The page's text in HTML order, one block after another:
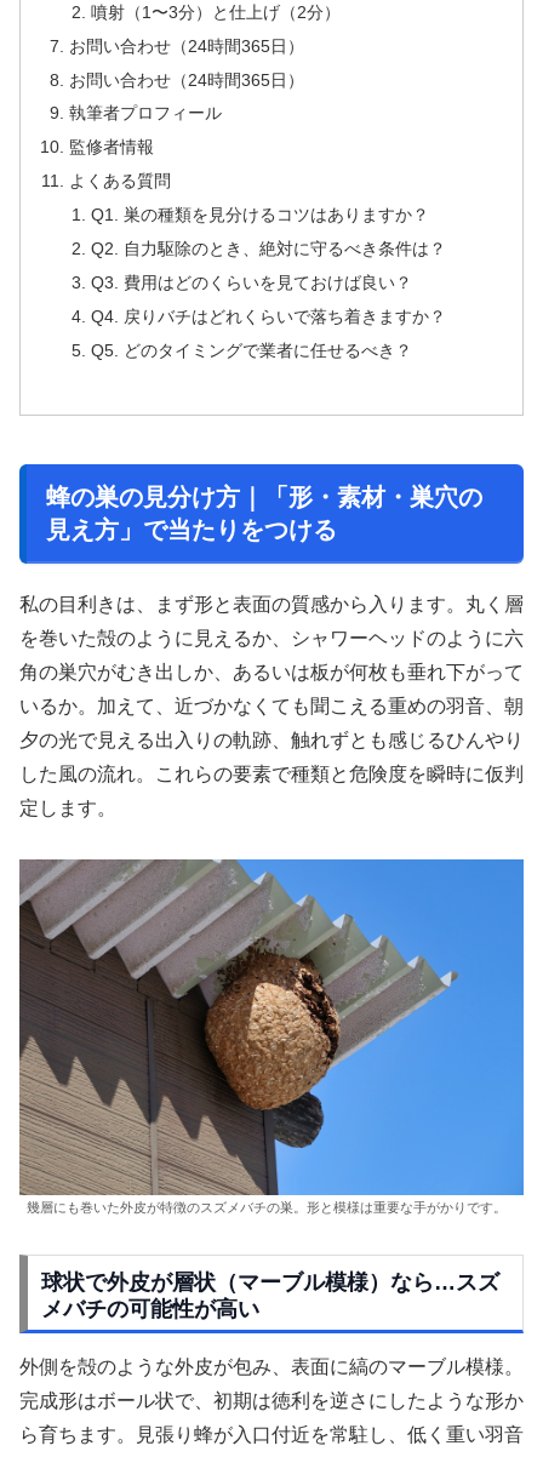
噴射（1〜3分）と仕上げ（2分）
お問い合わせ（24時間365日）
お問い合わせ（24時間365日）
執筆者プロフィール
監修者情報
よくある質問
Q1. 巣の種類を見分けるコツはありますか？
Q2. 自力駆除のとき、絶対に守るべき条件は？
Q3. 費用はどのくらいを見ておけば良い？
Q4. 戻りバチはどれくらいで落ち着きますか？
Q5. どのタイミングで業者に任せるべき？
蜂の巣の見分け方｜「形・素材・巣穴の
見え方」で当たりをつける
私の目利きは、まず形と表面の質感から入ります。丸く層
を巻いた殻のように見えるか、シャワーヘッドのように六
角の巣穴がむき出しか、あるいは板が何枚も垂れ下がって
いるか。加えて、近づかなくても聞こえる重めの羽音、朝
夕の光で見える出入りの軌跡、触れずとも感じるひんやり
した風の流れ。これらの要素で種類と危険度を瞬時に仮判
定します。
幾層にも巻いた外皮が特徴のスズメバチの巣。形と模様は重要な手がかりです。
球状で外皮が層状（マーブル模様）なら…スズ
メバチの可能性が高い
外側を殻のような外皮が包み、表面に縞のマーブル模様。
完成形はボール状で、初期は徳利を逆さにしたような形か
ら育ちます。見張り蜂が入口付近を常駐し、低く重い羽音